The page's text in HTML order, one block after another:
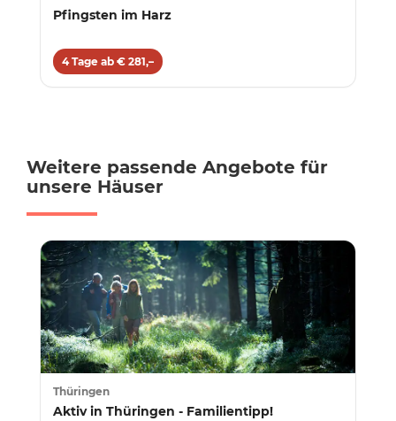
Pfingsten im Harz
4 Tage ab € 281,–
Weitere passende Angebote für
unsere Häuser
Thüringen
Aktiv in Thüringen - Familientipp!